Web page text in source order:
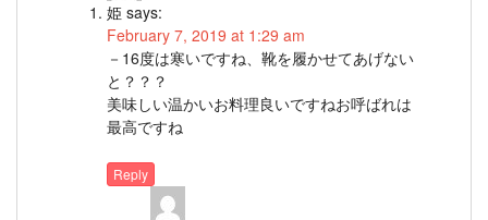
姫 says:
February 7, 2019 at 1:29 am
－16度は寒いですね、靴を履かせてあげない
と？？？
美味しい温かいお料理良いですねお呼ばれは
最高ですね
Reply